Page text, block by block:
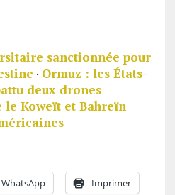
sanctionnée pour
· Ormuz : les États-
deux drones
le Koweït et Bahreïn
WhatsApp Imprimer